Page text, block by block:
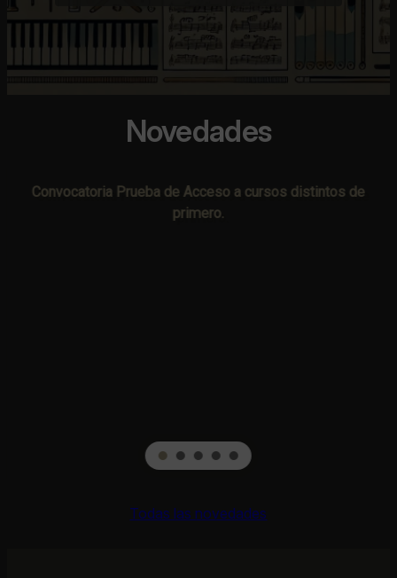
Novedades
Convocatoria Prueba de Acceso a cursos distintos de
primero.
Todas las novedades